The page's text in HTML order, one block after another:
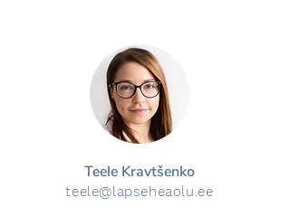
Teele Kravtšenko
teele@lapseheaolu.ee